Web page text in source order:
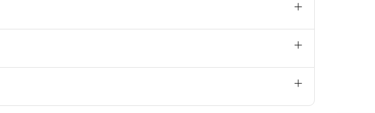
nguyên hạt và trái cây ít đường. Hạn chế tiêu thụ đường tinh luyện, thực phẩm
định. Kết hợp với luyện tập thể dục đều đặn để tăng hiệu quả kiểm soát đường